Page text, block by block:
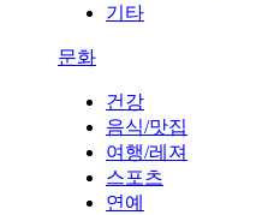
기타
문화
건강
음식/맛집
여행/레져
스포츠
연예